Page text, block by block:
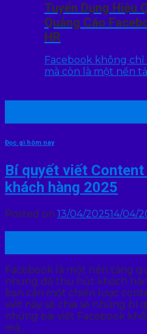
Tuyển Dụng Hiệu
Quảng Cáo
HR
Facebook không chỉ
mà còn là một nền
Đọc gì hôm nay
Bí quyết viết
khách hàng 2025
Posted on 13/04/202514/04/
Facebook là một nền tảng
nhưng để thu hút khách
bạn cần một chiến lược
viết này sẽ chia sẻ những bí
những bài viết Facebook
mà…